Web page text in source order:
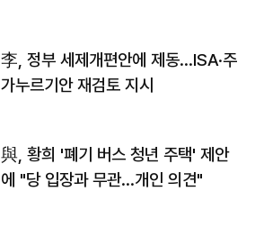
李, 정부 세제개편안에 제동…ISA·주
가누르기안 재검토 지시
與, 황희 '폐기 버스 청년 주택' 제안
에 "당 입장과 무관…개인 의견"